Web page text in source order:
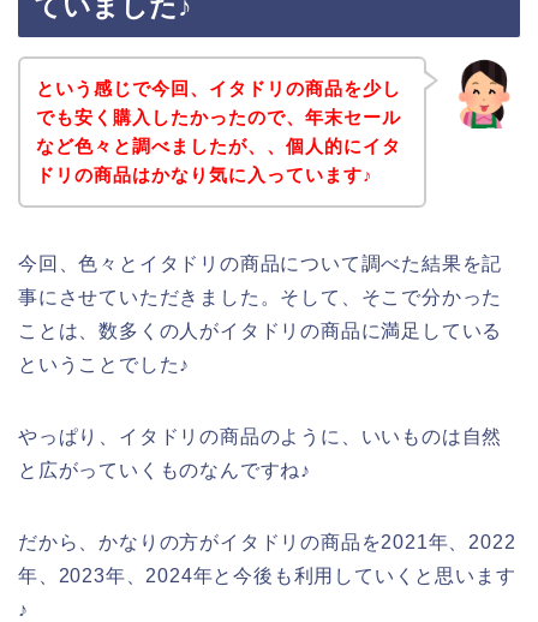
という感じで今回、イタドリの商品を少し
でも安く購入したかったので、年末セール
など色々と調べましたが、、個人的にイタ
ドリの商品はかなり気に入っています♪
今回、色々とイタドリの商品について調べた結果を記
事にさせていただきました。そして、そこで分かった
ことは、数多くの人がイタドリの商品に満足している
ということでした♪
やっぱり、イタドリの商品のように、いいものは自然
と広がっていくものなんですね♪
だから、かなりの方がイタドリの商品を2021年、2022
年、2023年、2024年と今後も利用していくと思います
♪